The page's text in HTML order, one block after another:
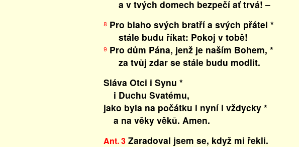
a v tvých domech bezpečí ať trvá! –
8 Pro blaho svých bratří a svých přátel *
stále budu říkat: Pokoj v tobě!
9 Pro dům Pána, jenž je naším Bohem, *
za tvůj zdar se stále budu modlit.
Sláva Otci i Synu *
i Duchu Svatému,
jako byla na počátku i nyní i vždycky *
a na věky věků. Amen.
Ant. 3 Zaradoval jsem se, když mi řekli.